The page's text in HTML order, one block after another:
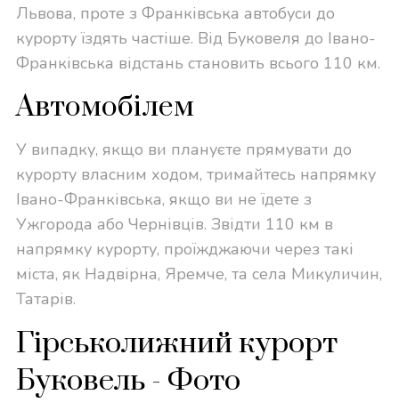
Львова, проте з Франківська автобуси до
курорту їздять частіше. Від Буковеля до Івано-
Франківська відстань становить всього 110 км.
Автомобілем
У випадку, якщо ви плануєте прямувати до
курорту власним ходом, тримайтесь напрямку
Івано-Франківська, якщо ви не їдете з
Ужгорода або Чернівців. Звідти 110 км в
напрямку курорту, проїжджаючи через такі
міста, як Надвірна, Яремче, та села Микуличин,
Татарів.
Гірськолижний курорт
Буковель - Фото